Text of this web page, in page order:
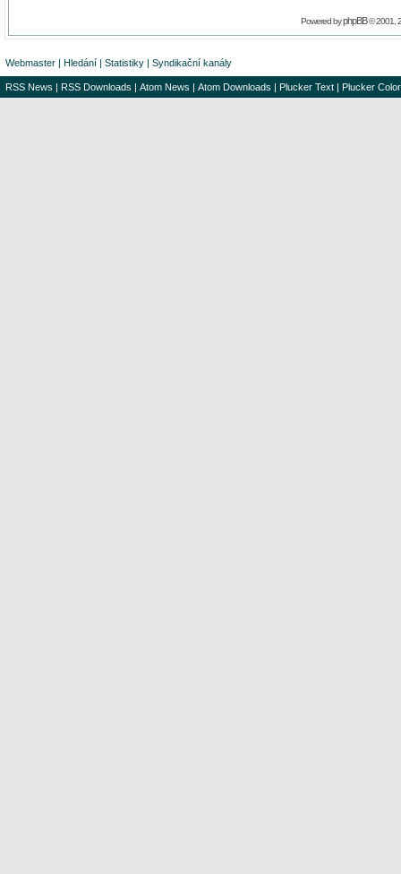
Powered byphpBB© 2001,
Webmaster | Hledání | Statistiky | Syndikační kanály
RSS News | RSS Downloads | Atom News | Atom Downloads | Plucker Text | Plucker Color